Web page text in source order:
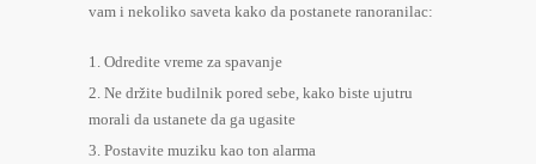
vam i nekoliko saveta kako da postanete ranoranilac:
Odredite vreme za spavanje
Ne držite budilnik pored sebe, kako biste ujutru
morali da ustanete da ga ugasite
Postavite muziku kao ton alarma